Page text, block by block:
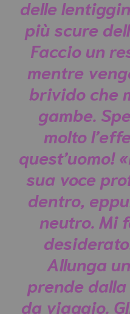
delle
più scure
Faccio un
mentre
brivido che
gambe.
molto
quest’uomo!
sua voce
dentro,
neutro. Mi
Allunga
prende
da viaggio.